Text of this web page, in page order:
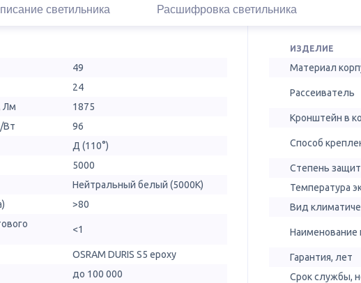
светильника Расшифровка светильника
49
24
Лм
1875
Вт
96
Д (110°)
5000
Нейтральный белый (5000К)
>80
<1
OSRAM DURIS S5 epoxy
до 100 000
ИЗДЕЛИЕ
Материал
Рассеиватель
Кронштейн в
Способ
Степень
Температура
Вид
Наименование
Гарантия, лет
Срок службы,